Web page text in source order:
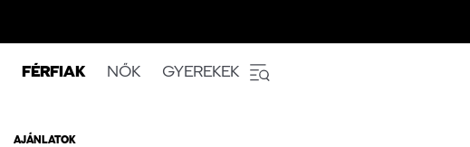
FÉRFIAK NŐK GYEREKEK
AJÁNLATOK